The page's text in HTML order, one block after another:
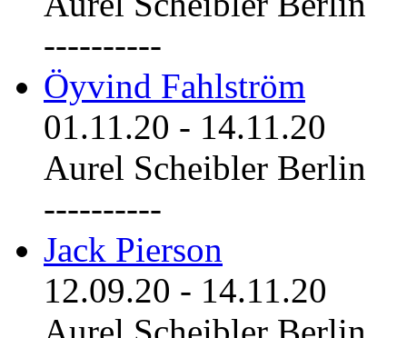
----------
Öyvind Fahlström
01.11.20 - 14.11.20
Aurel Scheibler Berlin
----------
Jack Pierson
12.09.20 - 14.11.20